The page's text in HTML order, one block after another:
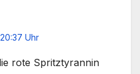
Uhr
rote Spritztyrannin